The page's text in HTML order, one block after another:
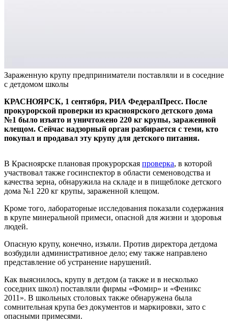
Зараженную крупу предприниматели поставляли и в соседние
с детдомом школы
КРАСНОЯРСК, 1 сентября, РИА ФедералПресс. После
прокурорской проверки из красноярского детского дома
№1 было изъято и уничтожено 220 кг крупы, зараженной
клещом. Сейчас надзорный орган разбирается с теми, кто
покупал и продавал эту крупу для детского питания.
В Красноярске плановая прокурорская проверка, в которой
участвовал также госинспектор в области семеноводства и
качества зерна, обнаружила на складе и в пищеблоке детского
дома №1 220 кг крупы, зараженной клещом.
Кроме того, лабораторные исследования показали содержания
в крупе минеральной примеси, опасной для жизни и здоровья
людей.
Опасную крупу, конечно, изъяли. Против директора детдома
возбудили административное дело; ему также направлено
представление об устранение нарушений.
Как выяснилось, крупу в детдом (а также и в несколько
соседних школ) поставляли фирмы «Фомир» и «Феникс
2011». В школьных столовых также обнаружена была
сомнительная крупа без документов и маркировки, зато с
опасными примесями.